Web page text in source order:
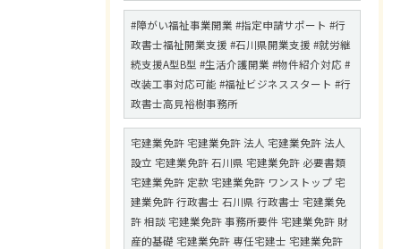
#障がい福祉事業開業 #指定申請サポート #行
政書士福祉開業支援 #石川県開業支援 #就労継
続支援A型B型 #生活介護開業 #物件紹介対応 #
改装工事対応可能 #福祉ビジネススタート #行
政書士高見裕樹事務所
宅建業免許 宅建業免許 法人 宅建業免許 法人
設立 宅建業免許 石川県 宅建業免許 必要書類
宅建業免許 定款 宅建業免許 ワンストップ 宅
建業免許 行政書士 石川県 行政書士 宅建業免
許 相談 宅建業免許 事務所要件 宅建業免許 財
産的基礎 宅建業免許 専任宅建士 宅建業免許